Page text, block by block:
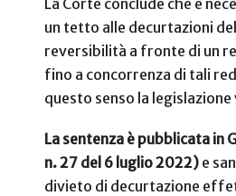
un tetto alle decurtazioni
reversibilità a fronte di un
fino a concorrenza di tali
questo senso la
La sentenza è pubblicata in
n. 27 del 6 luglio 2022) e
divieto di decurtazione